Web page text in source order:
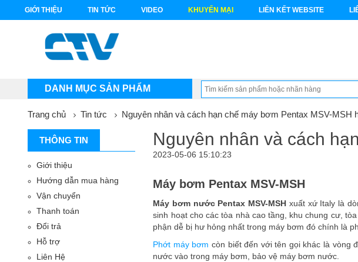
GIỚI THIỆU TIN TỨC VIDEO KHUYẾN MẠI LIÊN KẾT WEBSITE
DANH MỤC SẢN PHẨM
Trang chủ Tin tức Nguyên nhân và cách hạn chế máy bơm Pentax MSV-MSH
THÔNG TIN
Giới thiệu
Hướng dẫn mua hàng
Vận chuyển
Thanh toán
Đổi trả
Hỗ trợ
Liên Hệ
Nguyên nhân và cách
2023-05-06 15:10:23
Máy bơm Pentax MSV-MSH
Máy bơm nước Pentax MSV-MSH xuất xứ Italy là
sinh hoạt cho các tòa nhà cao tầng, khu chung cư,
phận dễ bị hư hỏng nhất trong máy bơm đó chính là
Phớt máy bơm còn biết đến với tên gọi khác là vòng
nước vào trong máy bơm, bảo vệ máy bơm nước.